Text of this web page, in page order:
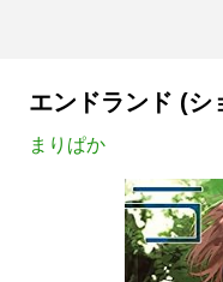
エンドランド (シ
まりぱか